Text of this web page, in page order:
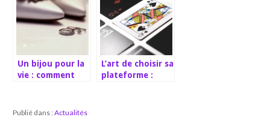
Un bijou pour la
vie : comment
L’art de choisir sa
plateforme :
Publié dans :Actualités